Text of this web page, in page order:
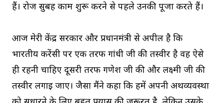
हैं। रोज सुबह काम शुरू करने से पहले उनकी पूजा करते हैं।
आज मेरी केंद्र सरकार और प्रधानमंत्री से अपील है कि
भारतीय करेंसी पर एक तरफ गांधी जी की तस्वीर है वह ऐसे
ही रहनी चाहिए दूसरी तरफ गणेश जी की और लक्ष्मी जी की
तस्वीर लगाई जाए। जैसा मैंने कहा कि हमें अपनी अर्थव्यवस्था